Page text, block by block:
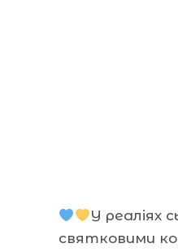
У реаліях
святковими